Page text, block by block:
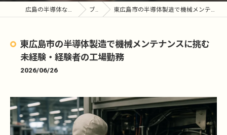
広島の半導体なら株式会社優陽工業 ブログ 東広島市の半導体製造で機械メンテナンスに挑む未経験・経験者の工場勤務
東広島市の半導体製造で機械メンテナンスに挑む
未経験・経験者の工場勤務
2026/06/26